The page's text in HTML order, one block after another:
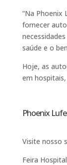
“Na
fornecer
saúde e o
Hoje, as
em
Phoenix
Visite nosso
Feira